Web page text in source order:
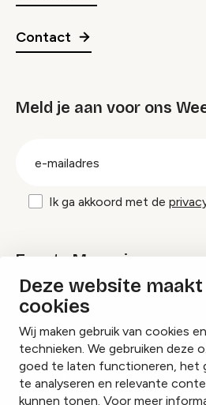
Deze website
cookies
Wij maken gebruik van cookies
technieken. We gebruiken deze
goed te laten functioneren, het
te analyseren en relevante
kunnen tonen. Voor meer
Contact
Meld je aan voor ons
Ik ga akkoord met de
Events Magazine
Ik ontvang graag
InstagramFacebookLinkedIn